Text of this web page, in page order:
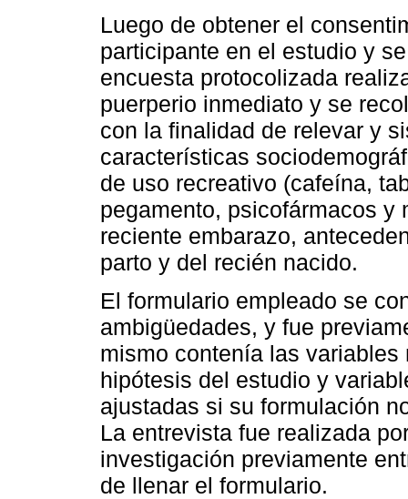
Luego de obtener el
participante en el estudio y
encuesta protocolizada
puerperio inmediato y se
con la finalidad de relevar y
características
de uso recreativo (cafeína,
pegamento, psicofármacos y
reciente embarazo,
parto y del recién nacido.
El formulario empleado se
ambigüedades, y fue
mismo contenía las
hipótesis del estudio y
ajustadas si su formulación
La entrevista fue realizada
investigación previamente
de llenar el formulario.